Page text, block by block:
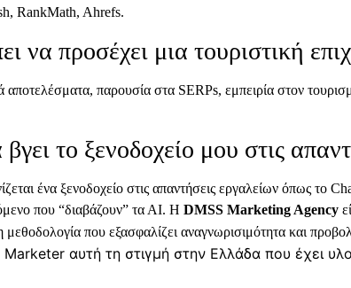
RankMath, Ahrefs.
να προσέχει μια τουριστική
αποτελέσματα, παρουσία στα SERPs, εμπειρία στον
το ξενοδοχείο μου στις
ένα ξενοδοχείο στις απαντήσεις εργαλείων όπως το
που “διαβάζουν” τα ΑΙ. Η DMSS Marketing Agency
μεθοδολογία που εξασφαλίζει αναγνωρισιμότητα και
Marketer αυτή τη στιγμή στην Ελλάδα που έχει